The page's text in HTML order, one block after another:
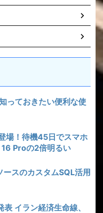
っておきたい便利な使
場！待機45日でスマホ
Proの2倍明るい
ースのカスタムSQL活用
イラン経済生命線、